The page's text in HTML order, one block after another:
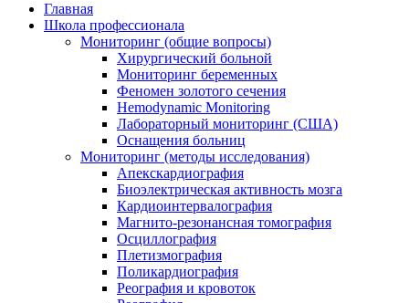
Главная
Школа профессионала
Мониторинг (общие вопросы)
Хирургический больной
Мониторинг беременных
Феномен золотого сечения
Hemodynamic Monitoring
Лабораторный мониторинг (США)
Оснащения больниц
Мониторинг (методы исследования)
Апекскардиография
Биоэлектрическая активность мозга
Кардиоинтервалография
Магнито-резонансная томография
Осциллография
Плетизмография
Поликардиография
Реография и кровоток